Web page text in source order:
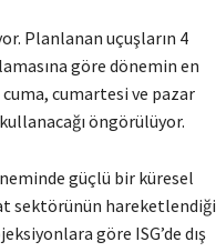
Planlanan uçuşların 4
göre dönemin en
cumartesi ve pazar
öngörülüyor.
güçlü bir küresel
sektörünün hareketlendiği
göre ISG’de dış